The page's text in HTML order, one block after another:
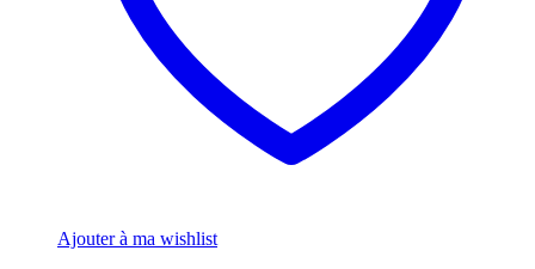
Ajouter à ma wishlist